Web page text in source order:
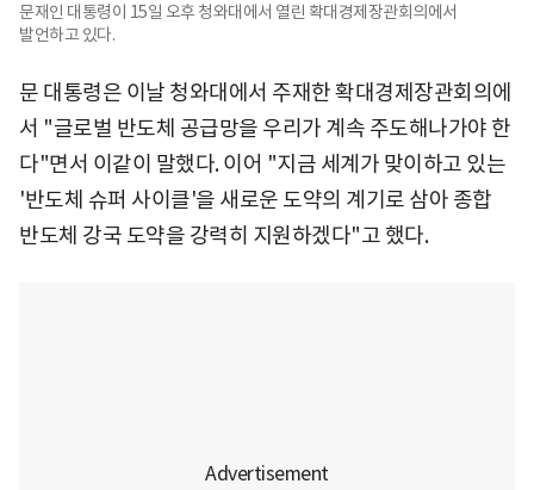
문재인 대통령이 15일 오후 청와대에서 열린 확대경제장관회의에서
발언하고 있다.
문 대통령은 이날 청와대에서 주재한 확대경제장관회의에
서 "글로벌 반도체 공급망을 우리가 계속 주도해나가야 한
다"면서 이같이 말했다. 이어 "지금 세계가 맞이하고 있는
'반도체 슈퍼 사이클'을 새로운 도약의 계기로 삼아 종합
반도체 강국 도약을 강력히 지원하겠다"고 했다.